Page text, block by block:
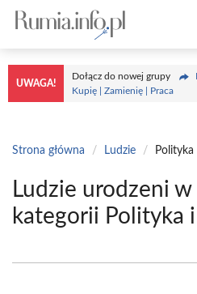
Przejdź
treści
UWAGA!
Dołącz do nowej grupy
Kupię | Zamienię | Praca
Strona główna / Ludzie /
Ludzie urodzeni w
kategorii Polityka